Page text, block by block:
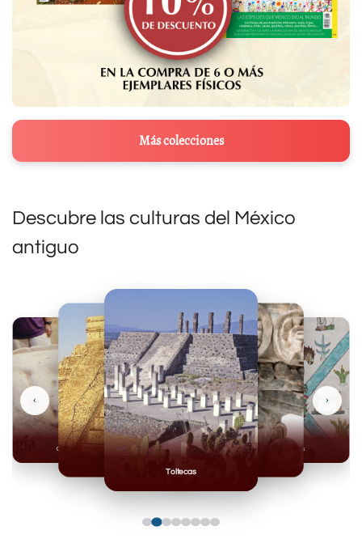
Más colecciones
Descubre las culturas del México
antiguo
Toltecas
Mexicas
Olmecas
‹ ›